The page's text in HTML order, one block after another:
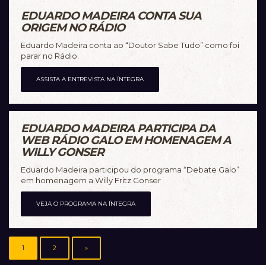
EDUARDO MADEIRA CONTA SUA
ORIGEM NO RÁDIO
Eduardo Madeira conta ao “Doutor Sabe Tudo” como foi
parar no Rádio.
ASSISTA A ENTREVISTA NA ÍNTEGRA
EDUARDO MADEIRA PARTICIPA DA
WEB RÁDIO GALO EM HOMENAGEM A
WILLY GONSER
Eduardo Madeira participou do programa “Debate Galo”
em homenagem a Willy Fritz Gonser
VEJA O PROGRAMA NA ÍNTEGRA
1 2 »